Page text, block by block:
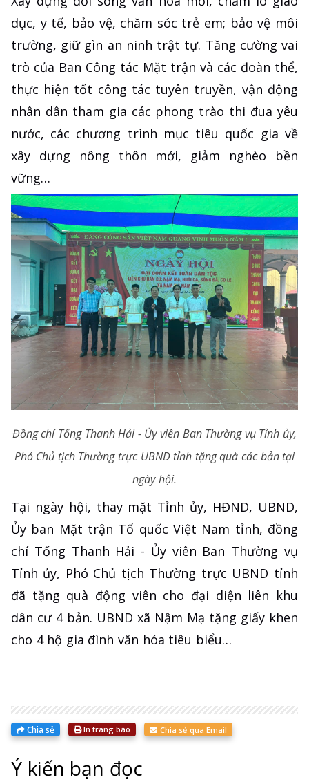
dục, y tế, bảo vệ, chăm sóc trẻ em; bảo vệ môi
trường, giữ gìn an ninh trật tự. Tăng cường vai
trò của Ban Công tác Mặt trận và các đoàn thể,
thực hiện tốt công tác tuyên truyền, vận động
nhân dân tham gia các phong trào thi đua yêu
nước, các chương trình mục tiêu quốc gia về
xây dựng nông thôn mới, giảm nghèo bền
vững…
Đồng chí Tống Thanh Hải - Ủy viên Ban Thường vụ Tỉnh ủy,
Phó Chủ tịch Thường trực UBND tỉnh tặng quà các bản tại
ngày hội.
Tại ngày hội, thay mặt Tỉnh ủy, HĐND, UBND,
Ủy ban Mặt trận Tổ quốc Việt Nam tỉnh, đồng
chí Tống Thanh Hải - Ủy viên Ban Thường vụ
Tỉnh ủy, Phó Chủ tịch Thường trực UBND tỉnh
đã tặng quà động viên cho đại diện liên khu
dân cư 4 bản. UBND xã Nậm Mạ tặng giấy khen
cho 4 hộ gia đình văn hóa tiêu biểu…
Chia sẻ In trang báo Chia sẻ qua Email
Ý kiến bạn đọc